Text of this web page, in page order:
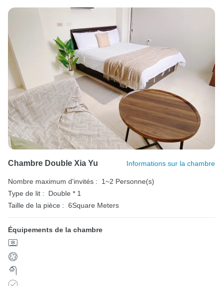
Chambre Double Xia Yu Informations sur la chambre
Nombre maximum d'invités :
1~2 Personne(s)
Type de lit :
Double * 1
Taille de la pièce : 6Square Meters
Équipements de la chambre